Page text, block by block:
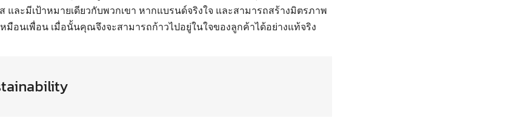
และมีเป้าหมายเดียวกับพวกเขา หากแบรนด์จริงใจ และสามารถสร้างมิตรภาพ
อนเพื่อน เมื่อนั้นคุณจึงจะสามารถก้าวไปอยู่ในใจของลูกค้าได้อย่างแท้จริง